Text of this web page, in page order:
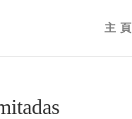
主頁